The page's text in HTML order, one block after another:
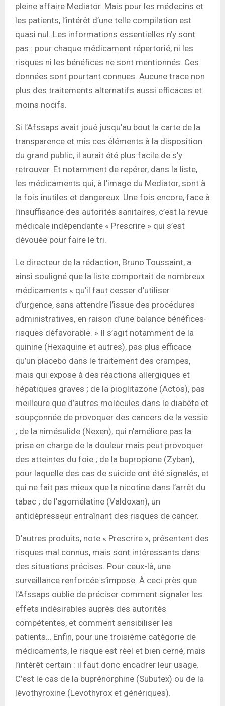
pleine affaire Mediator. Mais pour les médecins et
les patients, l’intérêt d’une telle compilation est
quasi nul. Les informations essentielles n’y sont
pas : pour chaque médicament répertorié, ni les
risques ni les bénéfices ne sont mentionnés. Ces
données sont pourtant connues. Aucune trace non
plus des traitements alternatifs aussi efficaces et
moins nocifs.
Si l’Afssaps avait joué jusqu’au bout la carte de la
transparence et mis ces éléments à la disposition
du grand public, il aurait été plus facile de s’y
retrouver. Et notamment de repérer, dans la liste,
les médicaments qui, à l’image du Mediator, sont à
la fois inutiles et dangereux. Une fois encore, face à
l’insuffisance des autorités sanitaires, c’est la revue
médicale indépendante « Prescrire » qui s’est
dévouée pour faire le tri.
Le directeur de la rédaction, Bruno Toussaint, a
ainsi souligné que la liste comportait de nombreux
médicaments « qu’il faut cesser d’utiliser
d’urgence, sans attendre l’issue des procédures
administratives, en raison d’une balance bénéfices-
risques défavorable. » Il s’agit notamment de la
quinine (Hexaquine et autres), pas plus efficace
qu’un placebo dans le traitement des crampes,
mais qui expose à des réactions allergiques et
hépatiques graves ; de la pioglitazone (Actos), pas
meilleure que d’autres molécules dans le diabète et
soupçonnée de provoquer des cancers de la vessie
; de la nimésulide (Nexen), qui n’améliore pas la
prise en charge de la douleur mais peut provoquer
des atteintes du foie ; de la bupropione (Zyban),
pour laquelle des cas de suicide ont été signalés, et
qui ne fait pas mieux que la nicotine dans l’arrêt du
tabac ; de l’agomélatine (Valdoxan), un
antidépresseur entraînant des risques de cancer.
D’autres produits, note « Prescrire », présentent des
risques mal connus, mais sont intéressants dans
des situations précises. Pour ceux-là, une
surveillance renforcée s’impose. À ceci près que
l’Afssaps oublie de préciser comment signaler les
effets indésirables auprès des autorités
compétentes, et comment sensibiliser les
patients… Enfin, pour une troisième catégorie de
médicaments, le risque est réel et bien cerné, mais
l’intérêt certain : il faut donc encadrer leur usage.
C’est le cas de la buprénorphine (Subutex) ou de la
lévothyroxine (Levothyrox et génériques).